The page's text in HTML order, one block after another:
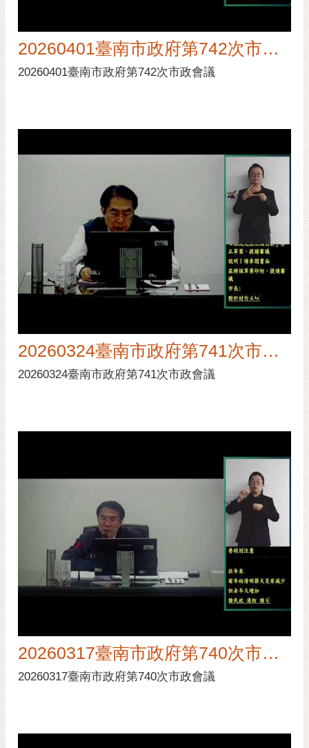
20260401臺南市政府第742次市政會議
20260401臺南市政府第742次市政會議
20260324臺南市政府第741次市政會議
20260324臺南市政府第741次市政會議
20260317臺南市政府第740次市政會議
20260317臺南市政府第740次市政會議